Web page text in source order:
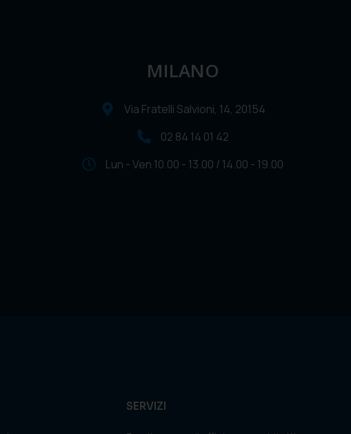
MILANO
Via Fratelli Salvioni, 14, 20154
02 84 14 01 42
Lun - Ven 10.00 - 13.00 / 14.00 - 19.00
SERVIZI